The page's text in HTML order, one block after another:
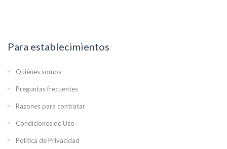
Para establecimientos
Quiénes somos
Preguntas frecuentes
Razones para contratar
Condiciones de Uso
Política de Privacidad